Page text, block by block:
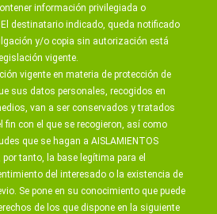
información privilegiada o
destinatario indicado, queda notificado
y/o copia sin autorización está
vigente.
vigente en materia de protección de
sus datos personales, recogidos en
van a ser conservados y tratados
fin con el que se recogieron, así como
que se hagan a AISLAMIENTOS
por tanto, la base legítima para el
del interesado o la existencia de
Se pone en su conocimiento que puede
de los que dispone en la siguiente